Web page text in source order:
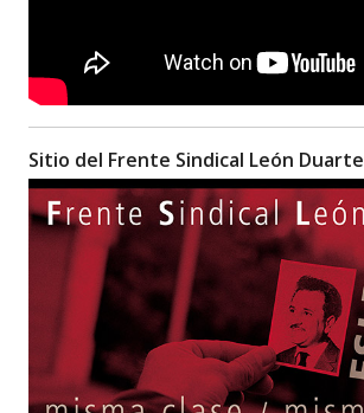
Sitio del Frente Sindical León Duarte